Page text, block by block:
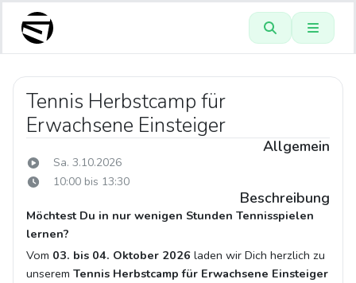
Tennis Herbstcamp für
Erwachsene Einsteiger
Allgemein
Sa. 3.10.2026
10:00 bis 13:30
Beschreibung
Möchtest Du in nur wenigen Stunden Tennisspielen
lernen?
Vom 03. bis 04. Oktober 2026 laden wir Dich herzlich zu
unserem Tennis Herbstcamp für Erwachsene Einsteiger